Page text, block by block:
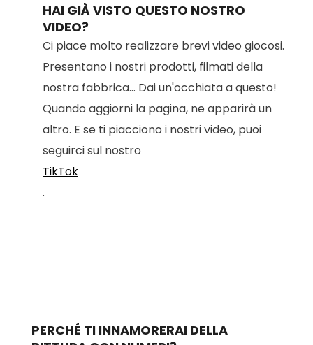
HAI GIÀ VISTO QUESTO NOSTRO
VIDEO?
Ci piace molto realizzare brevi video giocosi.
Presentano i nostri prodotti, filmati della
nostra fabbrica... Dai un'occhiata a questo!
Quando aggiorni la pagina, ne apparirà un
altro. E se ti piacciono i nostri video, puoi
seguirci sul nostro
TikTok
.
PERCHÉ TI INNAMORERAI DELLA